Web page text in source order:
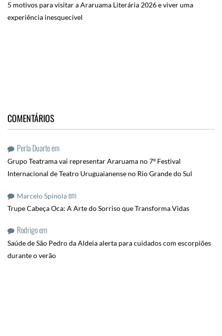
5 motivos para visitar a Araruama Literária 2026 e viver uma
experiência inesquecível
COMENTÁRIOS
Perla Duarteem
Grupo Teatrama vai representar Araruama no 7º Festival
Internacional de Teatro Uruguaianense no Rio Grande do Sul
Marcelo Spinolaem
Trupe Cabeça Oca: A Arte do Sorriso que Transforma Vidas
Rodrigoem
Saúde de São Pedro da Aldeia alerta para cuidados com escorpiões
durante o verão